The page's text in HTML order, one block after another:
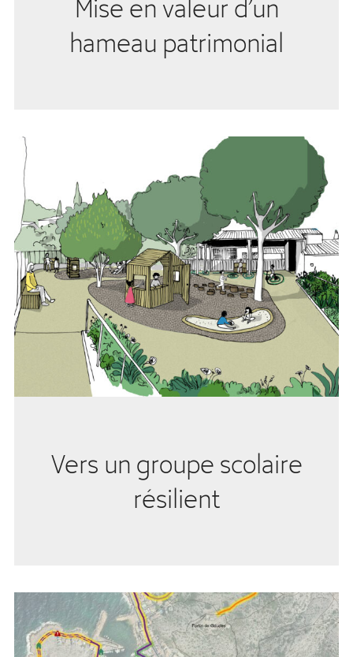
Mise en valeur d’un
hameau patrimonial
Vers un groupe scolaire
résilient